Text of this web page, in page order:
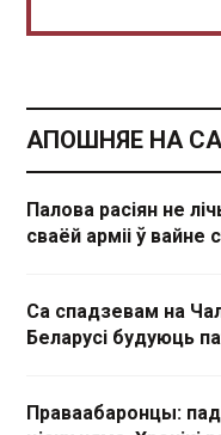
АПОШНЯЕ НА
Палова расіян не
сваёй арміі ў вайне
Са спадзевам на
Беларусі будуюць
Праваабаронцы: